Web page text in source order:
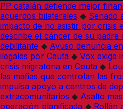
PP catalán defiende mejor
acuerdos bilaterales ◆ Senado
impacto de no asistir por crisis
describe el cáncer de su
debilitante ◆ Ayuso denuncia
ilegales por Ceuta ◆ Vox exige
crisis migratoria en Ceuta ◆
las mafias que controlan las
impulsa apoyo a centros de
extracomunitarios ◆ Asalto
operación planificada ◆ Rollán